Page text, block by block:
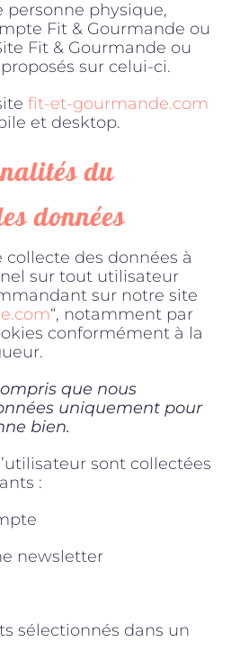
personne physique,
Fit & Gourmande ou
Fit & Gourmande ou
sur celui-ci.
fit-et-gourmande.com
et desktop.
du
données
collecte des données à
sur tout utilisateur
sur notre site
“, notamment par
conformément à la
que nous
uniquement pour
bien.
sont collectées
:
newsletter
sélectionnés dans un